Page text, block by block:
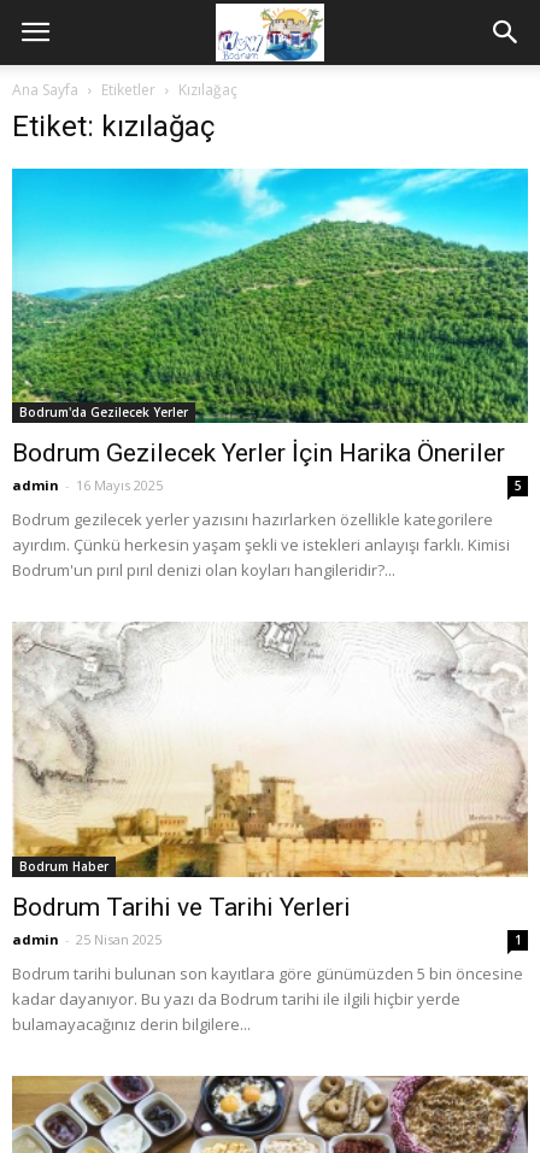
Ana Sayfa Etiketler Kızılağaç
Etiket: kızılağaç
Bodrum'da Gezilecek Yerler
Bodrum Gezilecek Yerler İçin Harika Öneriler
admin - 16 Mayıs 2025 5
Bodrum gezilecek yerler yazısını hazırlarken özellikle kategorilere
ayırdım. Çünkü herkesin yaşam şekli ve istekleri anlayışı farklı. Kimisi
Bodrum'un pırıl pırıl denizi olan koyları hangileridir?...
Bodrum Haber
Bodrum Tarihi ve Tarihi Yerleri
admin - 25 Nisan 2025 1
Bodrum tarihi bulunan son kayıtlara göre günümüzden 5 bin öncesine
kadar dayanıyor. Bu yazı da Bodrum tarihi ile ilgili hiçbir yerde
bulamayacağınız derin bilgilere...